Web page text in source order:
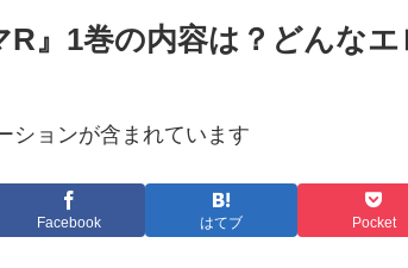
R』1巻の内容は？どんな
ションが含まれています
Facebook はてブ Pocket